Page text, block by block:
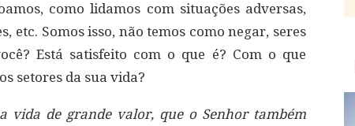
como lidamos com situações adversas,
etc. Somos isso, não temos como negar, seres
Está satisfeito com o que é? Com o que
setores da sua vida?
vida de grande valor, que o Senhor também